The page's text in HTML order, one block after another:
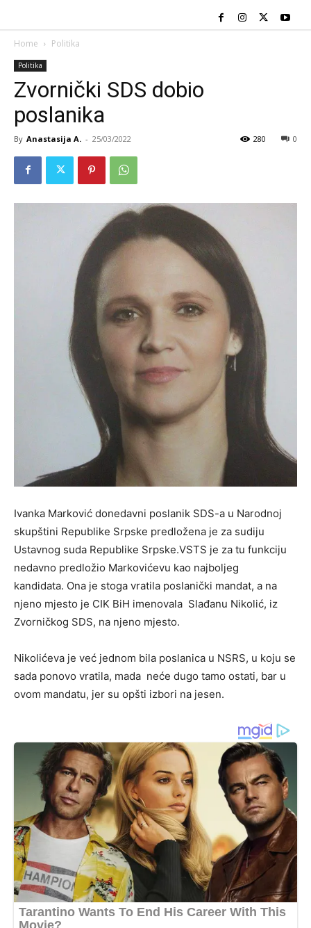
Home Politika
Politika
Zvornički SDS dobio
poslanika
By Anastasija A. - 25/03/2022 0
280
Ivanka Marković donedavni poslanik SDS-a u Narodnoj
skupštini Republike Srpske predložena je za sudiju
Ustavnog suda Republike Srpske.VSTS je za tu funkciju
nedavno predložio Markovićevu kao najboljeg
kandidata. Ona je stoga vratila poslanički mandat, a na
njeno mjesto je CIK BiH imenovala Slađanu Nikolić, iz
Zvorničkog SDS, na njeno mjesto.
Nikolićeva je već jednom bila poslanica u NSRS, u koju se
sada ponovo vratila, mada neće dugo tamo ostati, bar u
ovom mandatu, jer su opšti izbori na jesen.